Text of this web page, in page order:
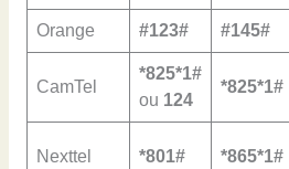
Orange #123# #145#
CamTel
*825*1#
ou 124
*825*1#
Nexttel *801# *865*1#